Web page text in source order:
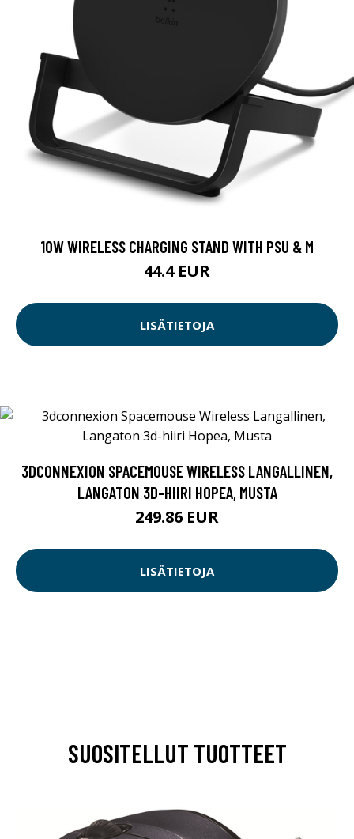
10W WIRELESS CHARGING STAND WITH PSU & M
44.4 EUR
LISÄTIETOJA
3DCONNEXION SPACEMOUSE WIRELESS LANGALLINEN,
LANGATON 3D-HIIRI HOPEA, MUSTA
249.86 EUR
LISÄTIETOJA
SUOSITELLUT TUOTTEET